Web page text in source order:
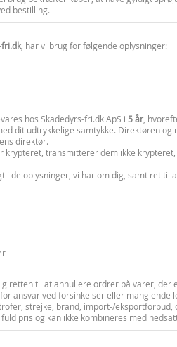
bestilling.
fri.dk, har vi brug for følgende oplysninger:
hos Skadedyrs-fri.dk ApS i 5 år ,
dit udtrykkelige samtykke. Direktøren
direktør.
krypteret, transmitterer dem ikke
i de oplysninger, vi har om dig, samt ret
retten til at annullere ordrer på varer, der
ansvar ved forsinkelser eller
strejke, brand, import-/
pris og kan ikke kombineres med